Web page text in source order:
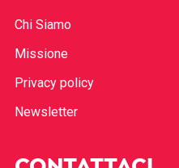
Chi Siamo
Missione
Privacy policy
Newsletter